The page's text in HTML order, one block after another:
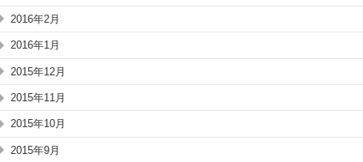
2016年2月
2016年1月
2015年12月
2015年11月
2015年10月
2015年9月